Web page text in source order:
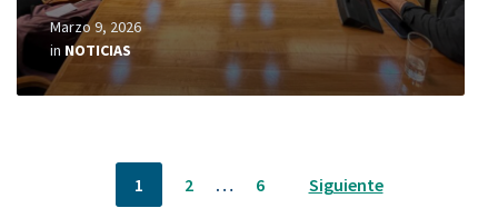
Marzo 9, 2026
in NOTICIAS
Paginación
1 2 … 6 Siguiente